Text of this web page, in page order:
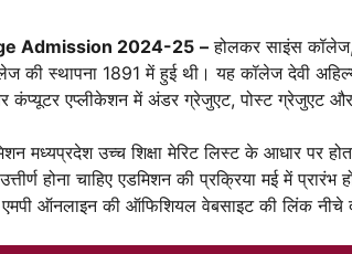
Admission 2024-25 – होलकर साइंस
की स्थापना 1891 में हुई थी। यह कॉलेज देवी
कंप्यूटर एप्लीकेशन में अंडर ग्रेजुएट, पोस्ट ग्रेजुएट और
मध्यप्रदेश उच्च शिक्षा मेरिट लिस्ट के आधार पर
होना चाहिए एडमिशन की प्रक्रिया मई में
ऑनलाइन की ऑफिशियल वेबसाइट की लिंक नीचे